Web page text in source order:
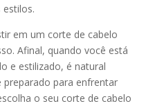
em um corte de cabelo
Afinal, quando você está
e estilizado, é natural
para enfrentar
o seu corte de cabelo